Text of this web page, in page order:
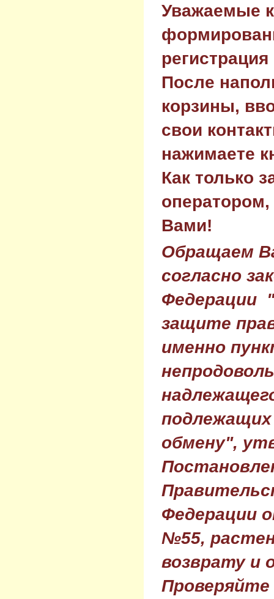
Уважаемые
После
корзины,
свои
нажимаете
Как только
Вами!
Обращаем
согласно
Федерации
защите
именно
обмену",
Федерации
№55,
возврату и
Проверяйте